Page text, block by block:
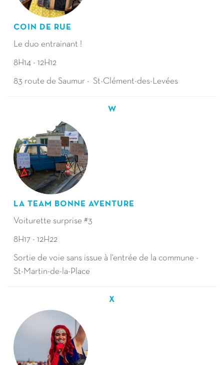
COIN DE RUE
Le duo entrainant !
8H14 - 12H12
83 route de Saumur - St-Clément-des-Levées
W
LA TEAM BONNE AVENTURE
Voiturette surprise #3
8H17 - 12H22
Sortie de voie sans issue à l'entrée de la commune -
St-Martin-de-la-Place
X